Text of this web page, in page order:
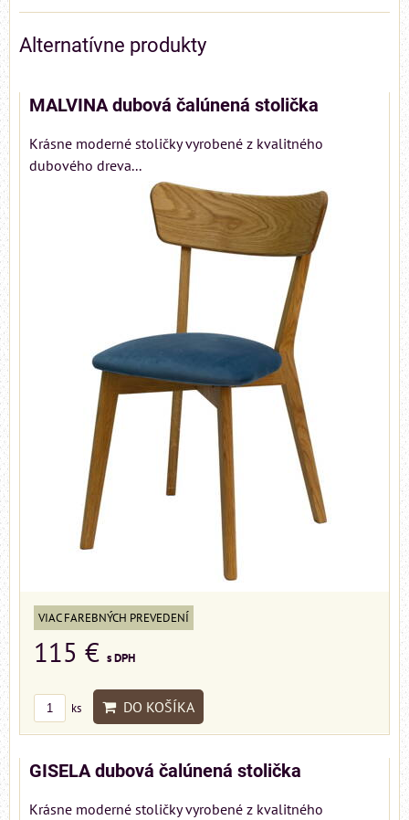
Alternatívne produkty
MALVINA dubová čalúnená stolička
Krásne moderné stoličky vyrobené z kvalitného
dubového dreva...
VIAC FAREBNÝCH PREVEDENÍ
115 € s DPH
ks DO KOŠÍKA
GISELA dubová čalúnená stolička
Krásne moderné stoličky vyrobené z kvalitného